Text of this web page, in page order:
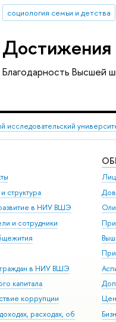
социология семьи и детства
Благодарность Высшей
исследовательский
структура
в НИУ ВШЭ
и сотрудники
в НИУ ВШЭ
капитала
коррупции
расходах, об